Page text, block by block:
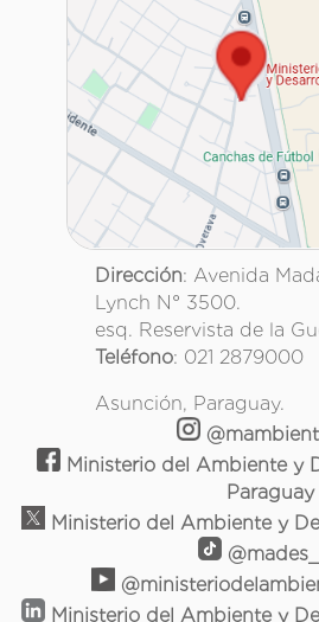
Dirección: Avenida
Lynch N° 3500.
esq. Reservista de la
Teléfono: 021 2879000
Asunción, Paraguay.
Ministerio del Ambiente y
Paraguay
Ministerio del Ambiente y
Ministerio del Ambiente y